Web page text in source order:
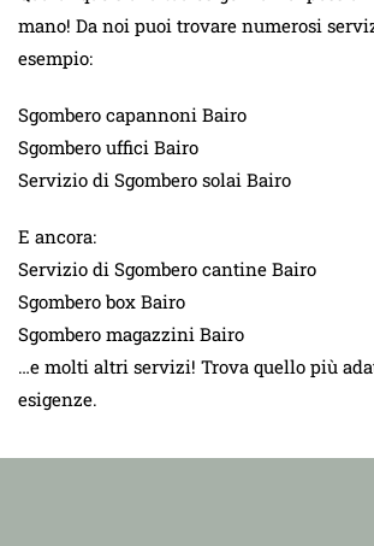
mano! Da noi puoi trovare numerosi
esempio:
Sgombero capannoni Bairo
Sgombero uffici Bairo
Servizio di Sgombero solai Bairo
E ancora:
Servizio di Sgombero cantine Bairo
Sgombero box Bairo
Sgombero magazzini Bairo
…e molti altri servizi! Trova quello più
esigenze.